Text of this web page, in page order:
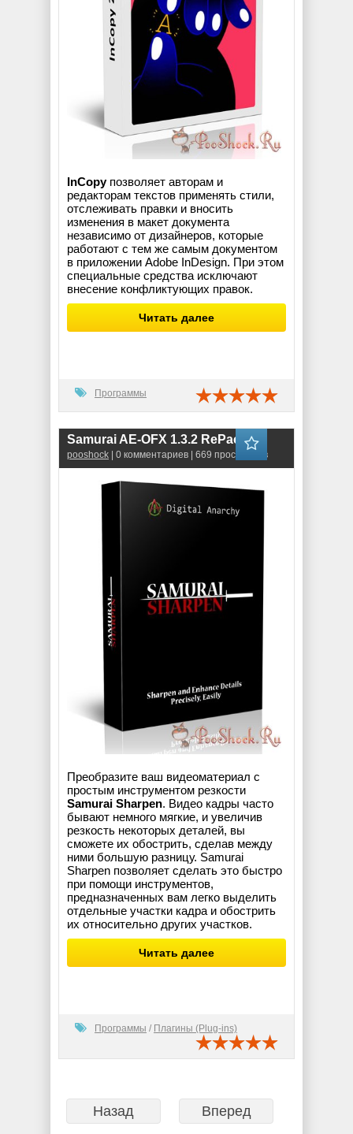
InCopyпозволяет авторам и
редакторам текстов применять стили,
отслеживать правки и вносить
изменения в макет документа
независимо от дизайнеров, которые
работают с тем же самым документом
в приложении Adobe InDesign. При этом
специальные средства исключают
внесение конфликтующих правок.
Читать далее
Программы
Samurai AE-OFX 1.3.2 RePack
pooshock | 0 комментариев | 669 просмотров
Преобразите ваш видеоматериал с
простым инструментом резкости
Samurai Sharpen. Видео кадры часто
бывают немного мягкие, и увеличив
резкость некоторых деталей, вы
сможете их обострить, сделав между
ними большую разницу. Samurai
Sharpen позволяет сделать это быстро
при помощи инструментов,
предназначенных вам легко выделить
отдельные участки кадра и обострить
их относительно других участков.
Читать далее
Программы / Плагины (Plug-ins)
Назад Вперед